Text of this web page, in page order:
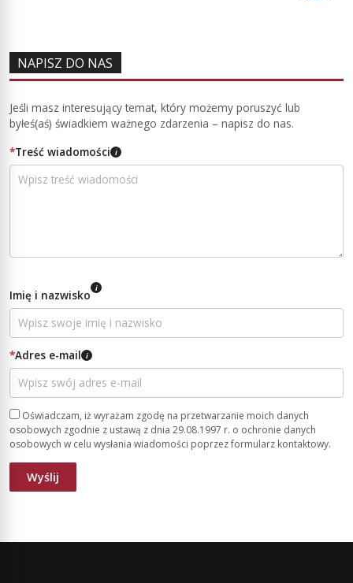
NAPISZ DO NAS
Jeśli masz interesujący temat, który możemy poruszyć lub
byłeś(aś) świadkiem ważnego zdarzenia – napisz do nas.
*Treść wiadomości i
Imię i nazwisko i
*Adres e-mail i
Oświadczam, iż wyrażam zgodę na przetwarzanie moich danych
osobowych zgodnie z ustawą z dnia 29.08.1997 r. o ochronie danych
osobowych w celu wysłania wiadomości poprzez formularz kontaktowy.